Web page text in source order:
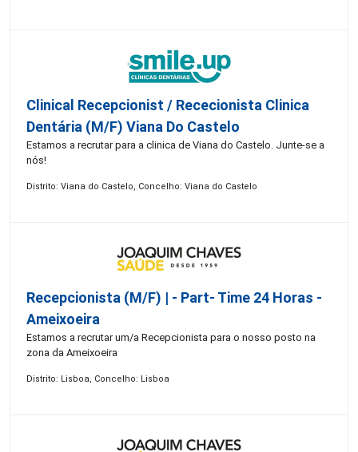
Clinical Recepcionist / Rececionista Clinica
Dentária (M/F) Viana Do Castelo
Estamos a recrutar para a clinica de Viana do Castelo. Junte-se a
nós!
Distrito: Viana do Castelo, Concelho: Viana do Castelo
Recepcionista (M/F) | - Part- Time 24 Horas -
Ameixoeira
Estamos a recrutar um/a Recepcionista para o nosso posto na
zona da Ameixoeira
Distrito: Lisboa, Concelho: Lisboa